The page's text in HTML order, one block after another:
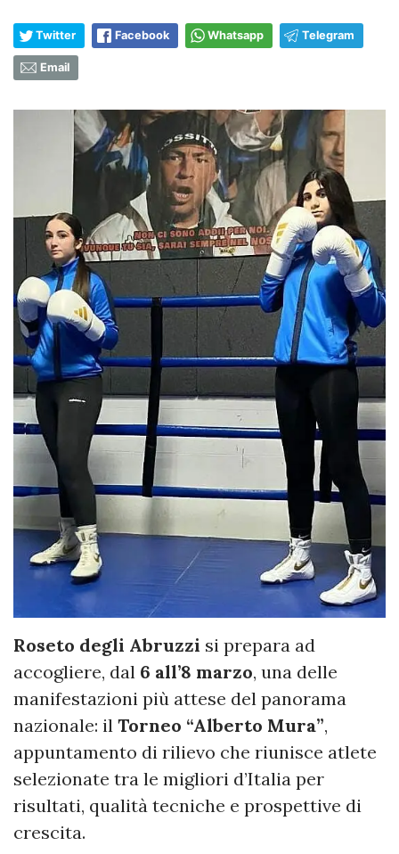
Twitter Facebook Whatsapp Telegram
Email
Roseto degli Abruzzi si prepara ad
accogliere, dal 6 all’8 marzo, una delle
manifestazioni più attese del panorama
nazionale: il Torneo “Alberto Mura”,
appuntamento di rilievo che riunisce atlete
selezionate tra le migliori d’Italia per
risultati, qualità tecniche e prospettive di
crescita.